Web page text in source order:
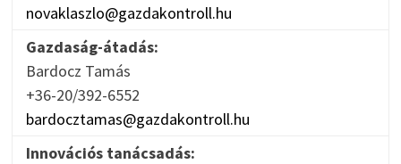
novaklaszlo@gazdakontroll.hu
Gazdaság-átadás:
Bardocz Tamás
+36-20/392-6552
bardocztamas@gazdakontroll.hu
Innovációs tanácsadás: